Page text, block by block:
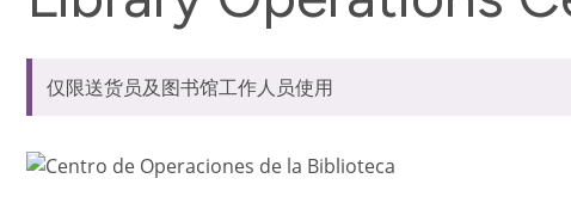
仅限送货员及图书馆工作人员使用